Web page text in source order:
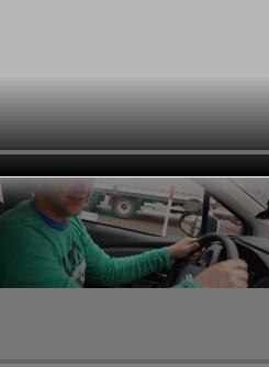
która prowadził Ośrodek
teoretyczne szkolenie. Kurs
ukończenia kursu.